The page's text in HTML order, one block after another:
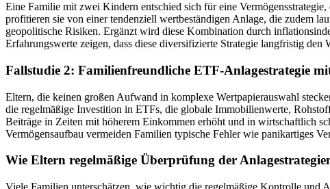
Eine Familie mit zwei Kindern entschied sich für eine
profitieren sie von einer tendenziell wertbeständigen Anlage, die zudem
geopolitische Risiken. Ergänzt wird diese Kombination durch
Erfahrungswerte zeigen, dass diese diversifizierte Strategie langfristig
Fallstudie 2: Familienfreundliche ETF-Anlagestrategie
Eltern, die keinen großen Aufwand in komplexe Wertpapierauswahl
die regelmäßige Investition in ETFs, die globale Immobilienwerte,
Beiträge in Zeiten mit höherem Einkommen erhöht und in wirtschaftlich
Vermögensaufbau vermeiden Familien typische Fehler wie panikartiges
Wie Eltern regelmäßige Überprüfung der